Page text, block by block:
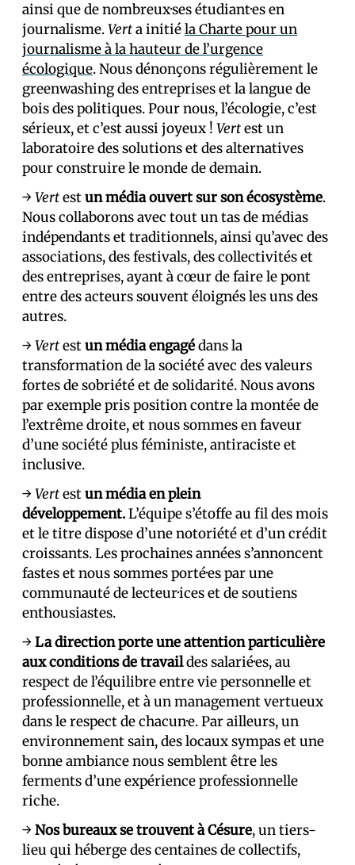
ainsi que de nombreux·ses étudiant·es en
journalisme.Verta initiéla Charte pour un
journalisme à la hauteur de l’urgence
écologique. Nous dénonçons régulièrement le
greenwashing des entreprises et la langue de
bois des politiques. Pour nous, l’écologie, c’est
sérieux, et c’est aussi joyeux ! Vertest un
laboratoire des solutions et des alternatives
pour construire le monde de demain.
→Vertestun média ouvert sur son écosystème.
Nous collaborons avec tout un tas de médias
indépendants et traditionnels, ainsi qu’avec des
associations, des festivals, des collectivités et
des entreprises, ayant à cœur de faire le pont
entre des acteurs souvent éloignés les uns des
autres.
→Vertestun média engagédans la
transformation de la société avec des valeurs
fortes de sobriété et de solidarité. Nous avons
par exemple pris position contre la montée de
l’extrême droite, et nous sommes en faveur
d’une société plus féministe, antiraciste et
inclusive.
→Vertestun média en plein
développement.L’équipe s’étoffe au fil des mois
et le titre dispose d’une notoriété et d’un crédit
croissants. Les prochaines années s’annoncent
fastes et nous sommes porté·es par une
communauté de lecteur·ices et de soutiens
enthousiastes.
→La direction porte une attention particulière
aux conditions de travaildes salarié·es, au
respect de l’équilibre entre vie personnelle et
professionnelle, et à un management vertueux
dans le respect de chacun·e. Par ailleurs, un
environnement sain, des locaux sympas et une
bonne ambiance nous semblent être les
ferments d’une expérience professionnelle
riche.
→Nos bureaux se trouvent à Césure, un tiers-
lieu qui héberge des centaines de collectifs,